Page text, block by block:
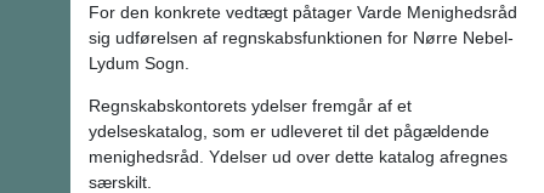
For den konkrete vedtægt påtager Varde Menighedsråd
sig udførelsen af regnskabsfunktionen for Nørre Nebel-
Lydum Sogn.
Regnskabskontorets ydelser fremgår af et
ydelseskatalog, som er udleveret til det pågældende
menighedsråd. Ydelser ud over dette katalog afregnes
særskilt.